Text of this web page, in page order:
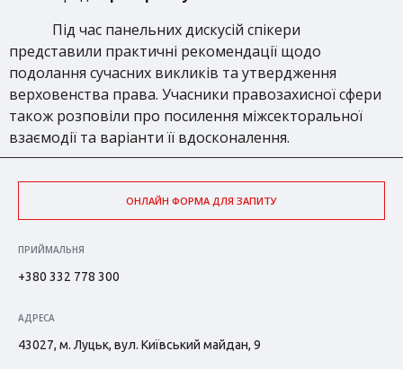
Під час панельних дискусій спікери
представили практичні рекомендації щодо
подолання сучасних викликів та утвердження
верховенства права. Учасники правозахисної сфери
також розповіли про посилення міжсекторальної
взаємодії та варіанти її вдосконалення.
ОНЛАЙН ФОРМА ДЛЯ ЗАПИТУ
ПРИЙМАЛЬНЯ
+380 332 778 300
АДРЕСА
43027, м. Луцьк, вул. Київський майдан, 9